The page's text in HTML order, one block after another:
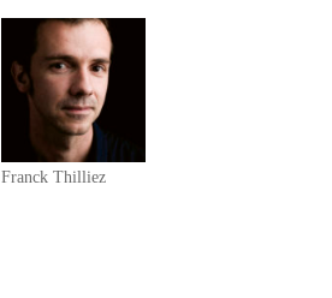
Franck Thilliez